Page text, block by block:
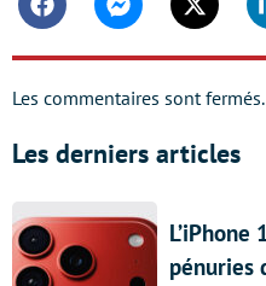
FacebookMessengerTwitter
Les commentaires sont fermés.
Les derniers articles
L’iPhone
pénuries